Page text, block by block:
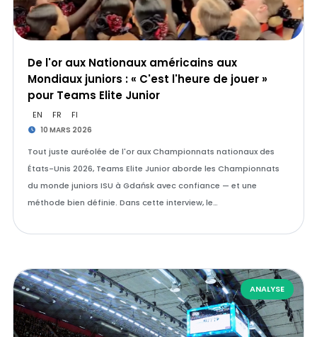
De l'or aux Nationaux américains aux
Mondiaux juniors : « C'est l'heure de jouer »
pour Teams Elite Junior
EN FR FI
10 MARS 2026
Tout juste auréolée de l'or aux Championnats nationaux des
États-Unis 2026, Teams Elite Junior aborde les Championnats
du monde juniors ISU à Gdańsk avec confiance — et une
méthode bien définie. Dans cette interview, le…
ANALYSE